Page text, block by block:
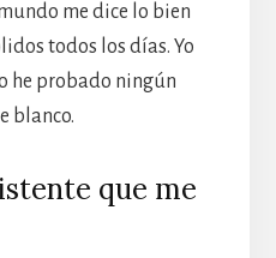
me dice lo bien
todos los días. Yo
he probado ningún
blanco.
que me